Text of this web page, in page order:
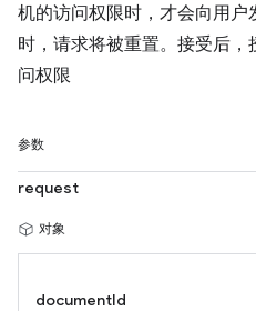
机的访问权限时，才会向用
时，请求将被重置。接受后
问权限
参数
request
对象
documentId